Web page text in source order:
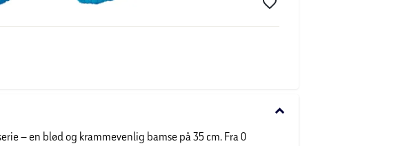
keyboard_arrow_down
– en blød og krammevenlig bamse på 35 cm. Fra 0